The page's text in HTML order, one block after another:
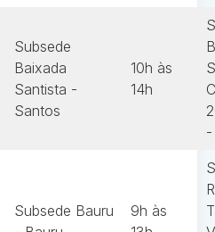
Subsede
Baixada
Santista -
Santos
10h às
14h
-
Subsede Bauru
9h às